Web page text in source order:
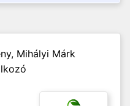
Mihályi Márk